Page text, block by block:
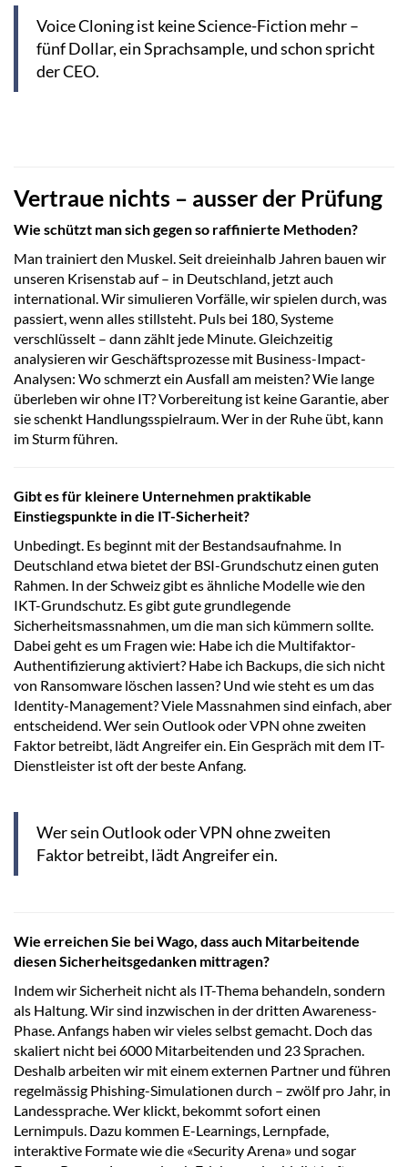
Voice Cloning ist keine Science-Fiction mehr –
fünf Dollar, ein Sprachsample, und schon spricht
der CEO.
Vertraue nichts – ausser der Prüfung
Wie schützt man sich gegen so raffinierte Methoden?
Man trainiert den Muskel. Seit dreieinhalb Jahren bauen wir
unseren Krisenstab auf – in Deutschland, jetzt auch
international. Wir simulieren Vorfälle, wir spielen durch, was
passiert, wenn alles stillsteht. Puls bei 180, Systeme
verschlüsselt – dann zählt jede Minute. Gleichzeitig
analysieren wir Geschäftsprozesse mit Business-Impact-
Analysen: Wo schmerzt ein Ausfall am meisten? Wie lange
überleben wir ohne IT? Vorbereitung ist keine Garantie, aber
sie schenkt Handlungsspielraum. Wer in der Ruhe übt, kann
im Sturm führen.
Gibt es für kleinere Unternehmen praktikable
Einstiegspunkte in die IT-Sicherheit?
Unbedingt. Es beginnt mit der Bestandsaufnahme. In
Deutschland etwa bietet der BSI-Grundschutz einen guten
Rahmen. In der Schweiz gibt es ähnliche Modelle wie den
IKT-Grundschutz. Es gibt gute grundlegende
Sicherheitsmassnahmen, um die man sich kümmern sollte.
Dabei geht es um Fragen wie: Habe ich die Multifaktor-
Authentifizierung aktiviert? Habe ich Backups, die sich nicht
von Ransomware löschen lassen? Und wie steht es um das
Identity-Management? Viele Massnahmen sind einfach, aber
entscheidend. Wer sein Outlook oder VPN ohne zweiten
Faktor betreibt, lädt Angreifer ein. Ein Gespräch mit dem IT-
Dienstleister ist oft der beste Anfang.
Wer sein Outlook oder VPN ohne zweiten
Faktor betreibt, lädt Angreifer ein.
Wie erreichen Sie bei Wago, dass auch Mitarbeitende
diesen Sicherheitsgedanken mittragen?
Indem wir Sicherheit nicht als IT-Thema behandeln, sondern
als Haltung. Wir sind inzwischen in der dritten Awareness-
Phase. Anfangs haben wir vieles selbst gemacht. Doch das
skaliert nicht bei 6000 Mitarbeitenden und 23 Sprachen.
Deshalb arbeiten wir mit einem externen Partner und führen
regelmässig Phishing-Simulationen durch – zwölf pro Jahr, in
Landessprache. Wer klickt, bekommt sofort einen
Lernimpuls. Dazu kommen E-Learnings, Lernpfade,
interaktive Formate wie die «Security Arena» und sogar